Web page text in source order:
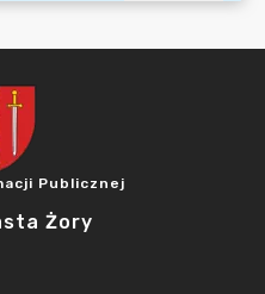
Publicznej
Żory